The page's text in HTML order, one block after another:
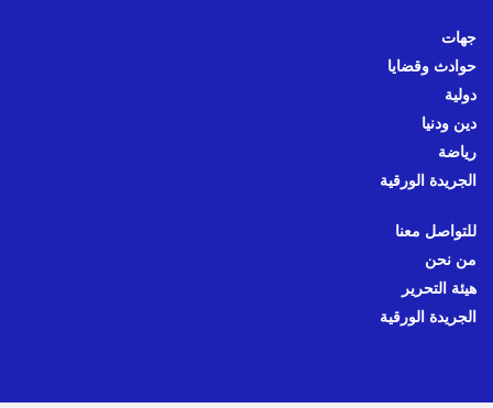
جهات
حوادث وقضايا
دولية
دين ودنيا
رياضة
الجريدة الورقية
للتواصل معنا
من نحن
هيئة التحرير
الجريدة الورقية